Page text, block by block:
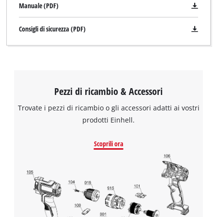
Abbiamo bisogno del vostro consenso
per caricare il servizio Google Maps !
This content is not permitted to load due
to trackers that are not disclosed to the
visitor. The website owner needs to setup
the site with their CMP to add this content
Manuale (PDF)
Consigli di sicurezza (PDF)
Pezzi di ricambio & Accessori
Trovate i pezzi di ricambio o gli accessori adatti ai vostri
prodotti Einhell.
Scoprili ora